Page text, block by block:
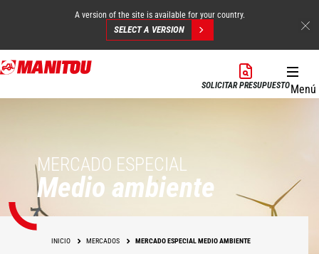
Pasar
al
A version of the site is available for your country.
SELECT A VERSION
SOLICITAR PRESUPUESTOMenú
MERCADO ESPECIAL
Medio ambiente
INICIO MERCADOS MERCADO ESPECIAL MEDIO AMBIENTE